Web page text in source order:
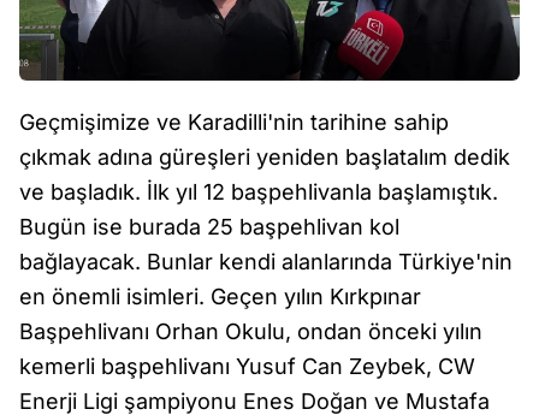
Geçmişimize ve Karadilli'nin tarihine sahip
çıkmak adına güreşleri yeniden başlatalım dedik
ve başladık. İlk yıl 12 başpehlivanla başlamıştık.
Bugün ise burada 25 başpehlivan kol
bağlayacak. Bunlar kendi alanlarında Türkiye'nin
en önemli isimleri. Geçen yılın Kırkpınar
Başpehlivanı Orhan Okulu, ondan önceki yılın
kemerli başpehlivanı Yusuf Can Zeybek, CW
Enerji Ligi şampiyonu Enes Doğan ve Mustafa